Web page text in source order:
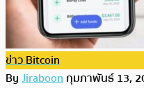
ข่าว Bitcoin
ByJiraboonกุมภาพันธ์ 13,